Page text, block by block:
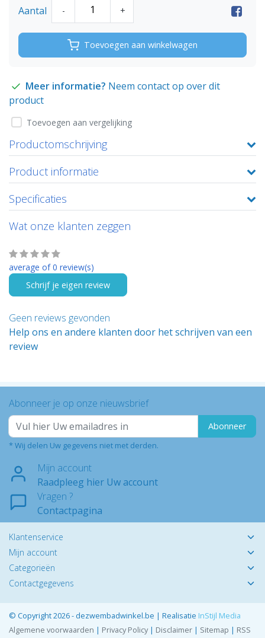
Aantal - +
Toevoegen aan winkelwagen
Meer informatie? Neem contact op over dit
product
Toevoegen aan vergelijking
Productomschrijving
Product informatie
Specificaties
Wat onze klanten zeggen
average of 0 review(s)
Schrijf je eigen review
Geen reviews gevonden
Help ons en andere klanten door het schrijven van een
review
Abonneer je op onze nieuwsbrief
Abonneer
* Wij delen Uw gegevens niet met derden.
Mijn account
Raadpleeg hier Uw account
Vragen ?
Contactpagina
Klantenservice
Mijn account
Categorieën
Contactgegevens
© Copyright 2026 - dezwembadwinkel.be | Realisatie InStijl Media
Algemene voorwaarden | Privacy Policy| Disclaimer | Sitemap | RSS